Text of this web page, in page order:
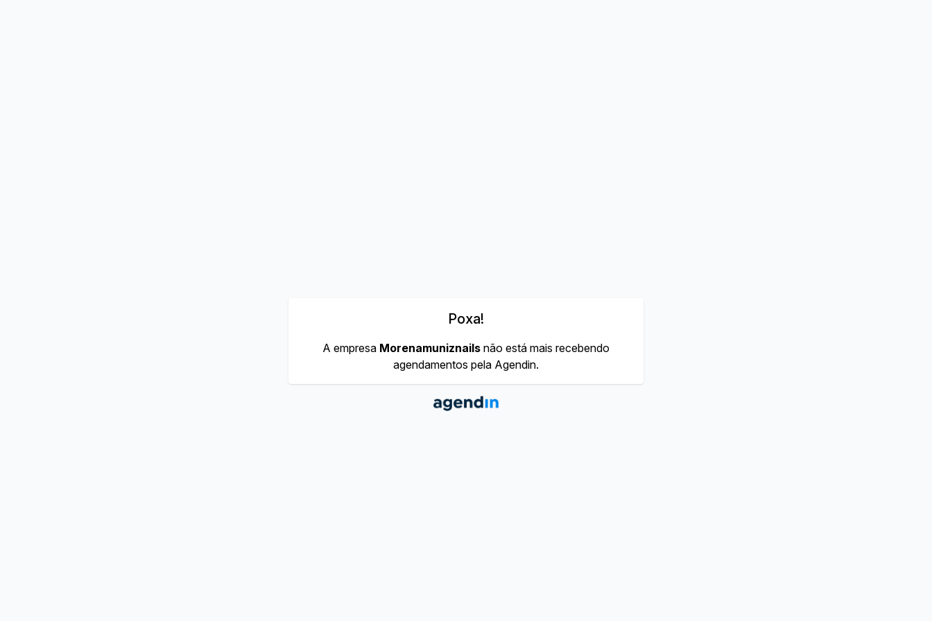
Poxa!
A empresa Morenamuniznails não está mais recebendo
agendamentos pela Agendin.